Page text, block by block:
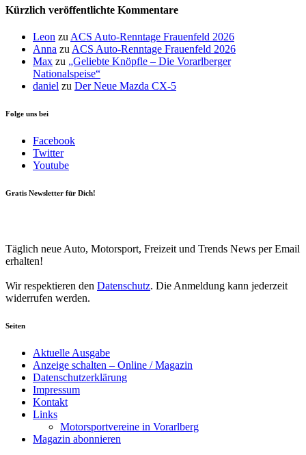
Kürzlich veröffentlichte Kommentare
Leon zu ACS Auto-Renntage Frauenfeld 2026
Anna zu ACS Auto-Renntage Frauenfeld 2026
Max zu „Geliebte Knöpfle – Die Vorarlberger
Nationalspeise“
daniel zu Der Neue Mazda CX-5
Folge uns bei
Facebook
Twitter
Youtube
Gratis Newsletter für Dich!
Täglich neue Auto, Motorsport, Freizeit und Trends News per Email
erhalten!
Wir respektieren den Datenschutz. Die Anmeldung kann jederzeit
widerrufen werden.
Seiten
Aktuelle Ausgabe
Anzeige schalten – Online / Magazin
Datenschutzerklärung
Impressum
Kontakt
Links
Motorsportvereine in Vorarlberg
Magazin abonnieren